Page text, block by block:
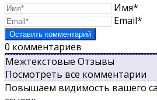
Имя*
Email*
0 комментариев
Межтекстовые Отзывы
Посмотреть все комментарии
Повышаем видимость вашего